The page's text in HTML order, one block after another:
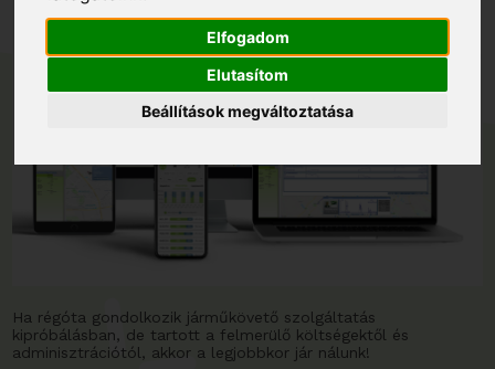
Elfogadom
Elutasítom
Beállítások megváltoztatása
Ha régóta gondolkozik járműkövető szolgáltatás
kipróbálásban, de tartott a felmerülő költségektől és
adminisztrációtól, akkor a legjobbkor jár nálunk!